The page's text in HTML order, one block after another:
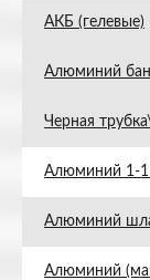
АКБ (гелевые)
Алюминий
Черная
Алюминий 1-1
Алюминий
Алюминий